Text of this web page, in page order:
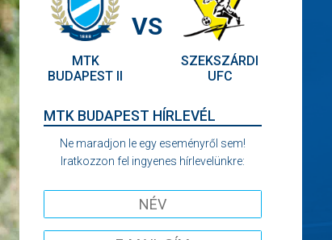
MTK
BUDAPEST II
VS
SZEKSZÁRDI
UFC
MTK BUDAPEST HÍRLEVÉL
Ne maradjon le egy eseményről sem!
Iratkozzon fel ingyenes hírlevelünkre: